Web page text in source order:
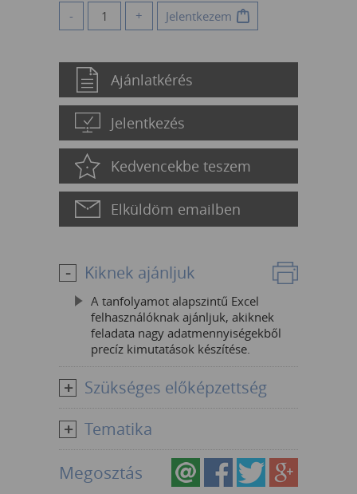
- + Jelentkezem
Ajánlatkérés
Jelentkezés
Kedvencekbe teszem
Elküldöm emailben
Kiknek ajánljuk
A tanfolyamot alapszintű Excel
felhasználóknak ajánljuk, akiknek
feladata nagy adatmennyiségekből
precíz kimutatások készítése.
Szükséges előképzettség
Tematika
Megosztás